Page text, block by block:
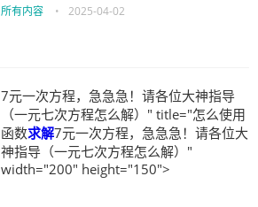
所有内容 • 2025-04-02
7元一次方程，急急急！请各位大神指导
（一元七次方程怎么解）" title="怎么使用
函数求解7元一次方程，急急急！请各位大
神指导（一元七次方程怎么解）"
width="200" height="150">